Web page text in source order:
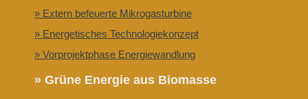
» Extern befeuerte Mikrogasturbine
» Energetisches Technologiekonzept
» Vorprojektphase Energiewandlung
» Grüne Energie aus Biomasse